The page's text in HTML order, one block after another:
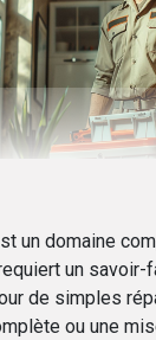
un domaine
un savoir-
de simples
ou une